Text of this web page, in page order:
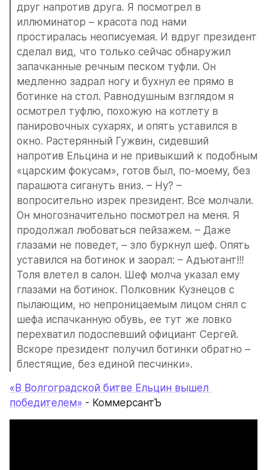
друг напротив друга. Я посмотрел в
иллюминатор – красота под нами
простиралась неописуемая. И вдруг президент
сделал вид, что только сейчас обнаружил
запачканные речным песком туфли. Он
медленно задрал ногу и бухнул ее прямо в
ботинке на стол. Равнодушным взглядом я
осмотрел туфлю, похожую на котлету в
панировочных сухарях, и опять уставился в
окно. Растерянный Гужвин, сидевший
напротив Ельцина и не привыкший к подобным
«царским фокусам», готов был, по-моему, без
парашюта сигануть вниз. – Ну? –
вопросительно изрек президент. Все молчали.
Он многозначительно посмотрел на меня. Я
продолжал любоваться пейзажем. – Даже
глазами не поведет, – зло буркнул шеф. Опять
уставился на ботинок и заорал: – Адъютант!!!
Толя влетел в салон. Шеф молча указал ему
глазами на ботинок. Полковник Кузнецов с
пылающим, но непроницаемым лицом снял с
шефа испачканную обувь, ее тут же ловко
перехватил подоспевший официант Сергей.
Вскоре президент получил ботинки обратно –
блестящие, без единой песчинки».
«В Волгоградской битве Ельцин вышел
победителем» - КоммерсантЪ